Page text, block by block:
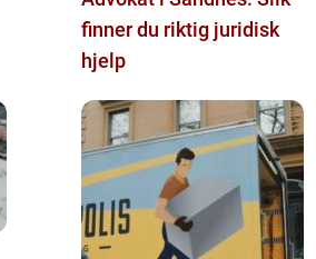
finner du riktig juridisk
hjelp